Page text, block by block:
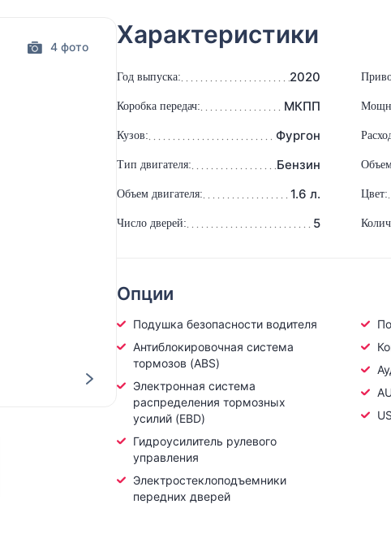
4 фото Характеристики
Год выпуска: 2020
Коробка передач: МКПП
Кузов: Фургон
Тип двигателя: Бензин
Объем двигателя: 1.6 л. Цвет:
Число дверей: 5
Опции
Подушка безопасности водителя
Антиблокировочная система
тормозов (ABS)
Электронная система
распределения тормозных
усилий (EBD)
Гидроусилитель рулевого
управления
Электростеклоподъемники
передних дверей